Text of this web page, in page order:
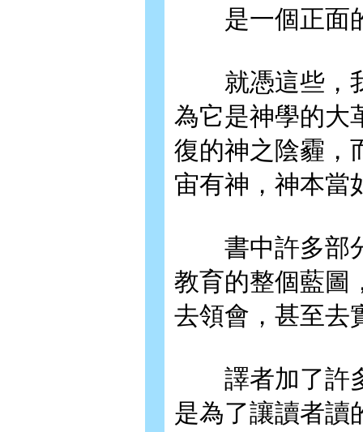
是一個正面
就憑這些，我
為它是神學的大
復的神之陰霾，
宙有神，神本當
書中許多部分
教育的整個藍圖
去領會，甚至去
譯者加了許多
是為了讓讀者讀